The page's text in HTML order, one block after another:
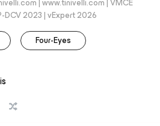
DCV 2023 | vExpert 2026
Four-Eyes